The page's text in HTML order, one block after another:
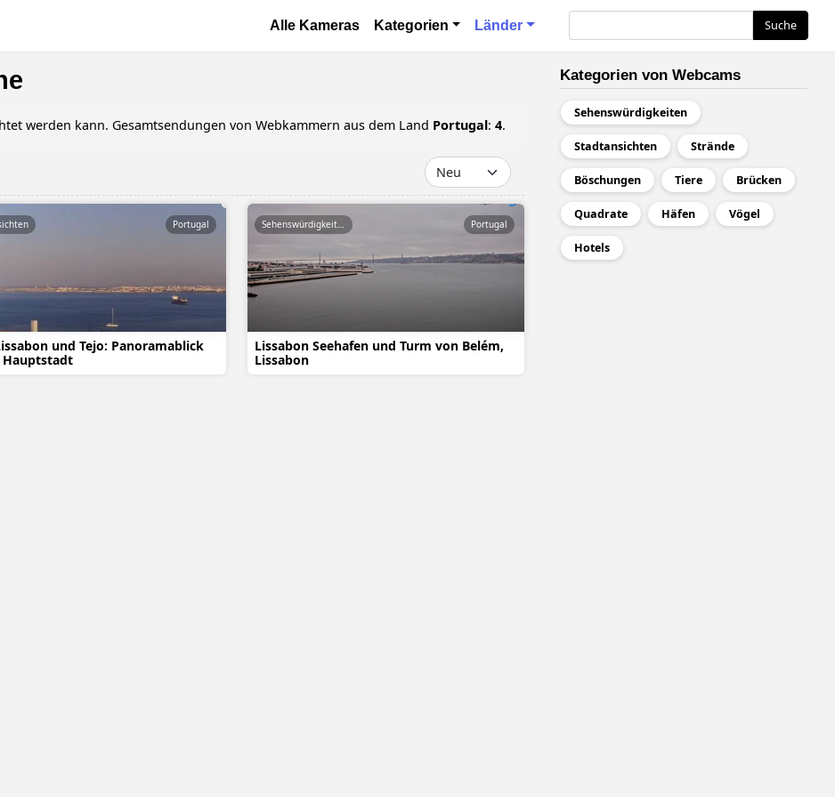
Основная навигация
Alle Kameras Kategorien Länder Suche
werden kann. Gesamtsendungen von Webkammern aus dem Land Portugal: 4.
und Tejo: Panoramablick
Hauptstadt
Portugal
Lissabon Seehafen und Turm von Belém,
Lissabon
Sehenswürdigkeiten Portugal
Kategorien von Webcams
Sehenswürdigkeiten
Stadtansichten Strände
Böschungen Tiere Brücken
Quadrate Häfen Vögel
Hotels